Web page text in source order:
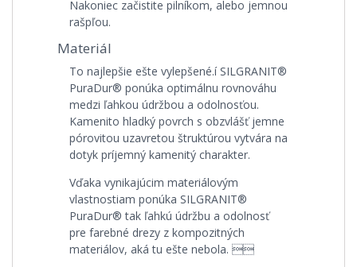
Nakoniec začistite pilníkom, alebo jemnou
rašpľou.
Materiál
To najlepšie ešte vylepšené.í SILGRANIT®
PuraDur® ponúka optimálnu rovnováhu
medzi ľahkou údržbou a odolnosťou.
Kamenito hladký povrch s obzvlášť jemne
pórovitou uzavretou štruktúrou vytvára na
dotyk príjemný kamenitý charakter.
Vďaka vynikajúcim materiálovým
vlastnostiam ponúka SILGRANIT®
PuraDur® tak ľahkú údržbu a odolnosť
pre farebné drezy z kompozitných
materiálov, aká tu ešte nebola. 